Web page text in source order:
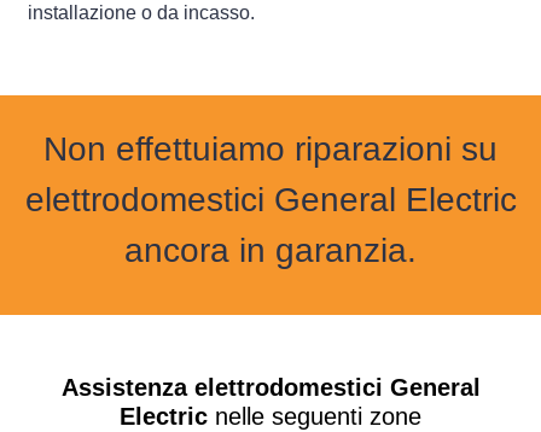
installazione o da incasso.
Non effettuiamo riparazioni su
elettrodomestici General Electric
ancora in garanzia.
Assistenza elettrodomestici General
Electric nelle seguenti zone